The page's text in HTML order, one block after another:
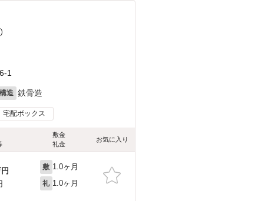
1
造 鉄骨造
宅配ボックス
敷金
礼金
お気に入り
敷 1.0ヶ月
礼 1.0ヶ月